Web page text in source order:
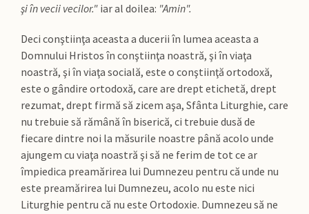
şi în vecii vecilor." iar al doilea: "Amin".
Deci conştiinţa aceasta a ducerii în lumea aceasta a
Domnului Hristos în conştiinţa noastră, şi în viaţa
noastră, şi în viaţa socială, este o conştiinţă ortodoxă,
este o gândire ortodoxă, care are drept etichetă, drept
rezumat, drept firmă să zicem aşa, Sfânta Liturghie, care
nu trebuie să rămână în biserică, ci trebuie dusă de
fiecare dintre noi la măsurile noastre până acolo unde
ajungem cu viaţa noastră şi să ne ferim de tot ce ar
împiedica preamărirea lui Dumnezeu pentru că unde nu
este preamărirea lui Dumnezeu, acolo nu este nici
Liturghie pentru că nu este Ortodoxie. Dumnezeu să ne